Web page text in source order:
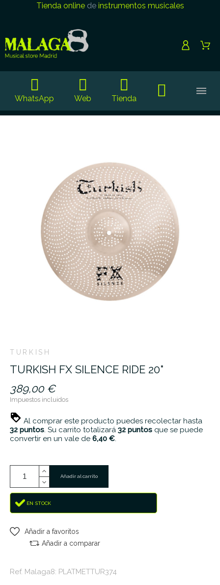
Tienda onlinede instrumentos musicales
WhatsApp Web Tienda
TURKISH
TURKISH FX SILENCE RIDE 20"
389,00 €
Impuestos incluidos
Al comprar este producto puedes recolectar hasta
32 puntos. Su carrito totalizará 32 puntos que se puede
convertir en un vale de 6,40 €.
Añadir al carrito
EN STOCK
Añadir a favoritos
Añadir a comparar
Ref. Malaga8: PLATMETTUR374